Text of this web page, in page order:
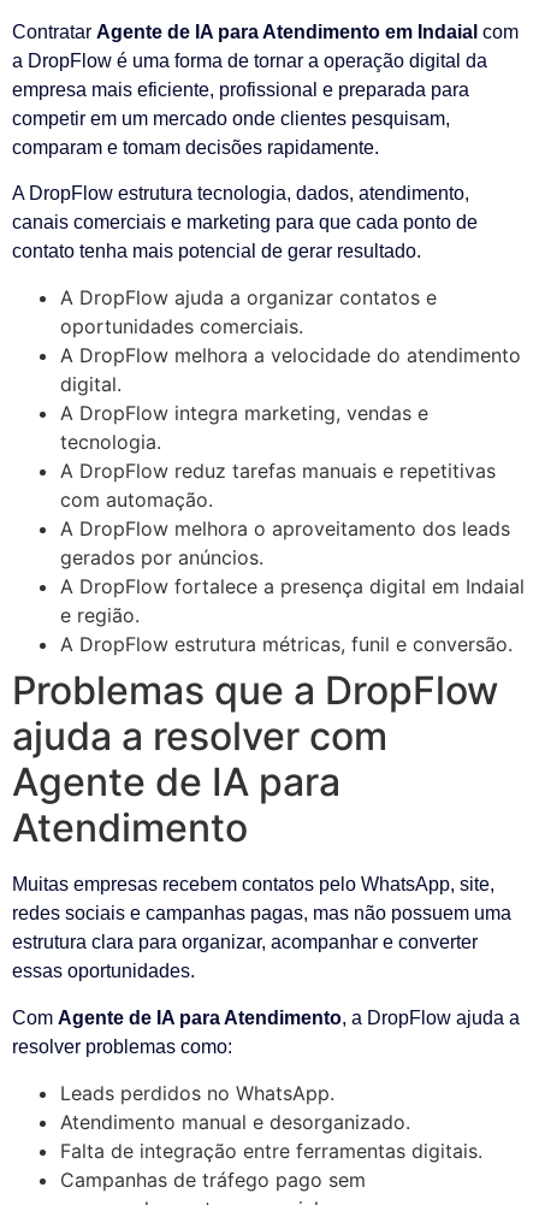
Contratar Agente de IA para Atendimento em Indaial com
a DropFlow é uma forma de tornar a operação digital da
empresa mais eficiente, profissional e preparada para
competir em um mercado onde clientes pesquisam,
comparam e tomam decisões rapidamente.
A DropFlow estrutura tecnologia, dados, atendimento,
canais comerciais e marketing para que cada ponto de
contato tenha mais potencial de gerar resultado.
A DropFlow ajuda a organizar contatos e
oportunidades comerciais.
A DropFlow melhora a velocidade do atendimento
digital.
A DropFlow integra marketing, vendas e
tecnologia.
A DropFlow reduz tarefas manuais e repetitivas
com automação.
A DropFlow melhora o aproveitamento dos leads
gerados por anúncios.
A DropFlow fortalece a presença digital em Indaial
e região.
A DropFlow estrutura métricas, funil e conversão.
Problemas que a DropFlow
ajuda a resolver com
Agente de IA para
Atendimento
Muitas empresas recebem contatos pelo WhatsApp, site,
redes sociais e campanhas pagas, mas não possuem uma
estrutura clara para organizar, acompanhar e converter
essas oportunidades.
Com Agente de IA para Atendimento, a DropFlow ajuda a
resolver problemas como:
Leads perdidos no WhatsApp.
Atendimento manual e desorganizado.
Falta de integração entre ferramentas digitais.
Campanhas de tráfego pago sem